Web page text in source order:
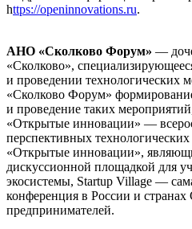
https://openinnovations.ru.
АНО «Сколково Форум» —
«Сколково»,
и проведении технологических
«Сколково Форум»
и проведение таких
«Открытые инновации» —
перспективных
«Открытые инновации»,
дискуссионной площадкой для
экосистемы, Startup Village —
конференция в России и
предпринимателей.